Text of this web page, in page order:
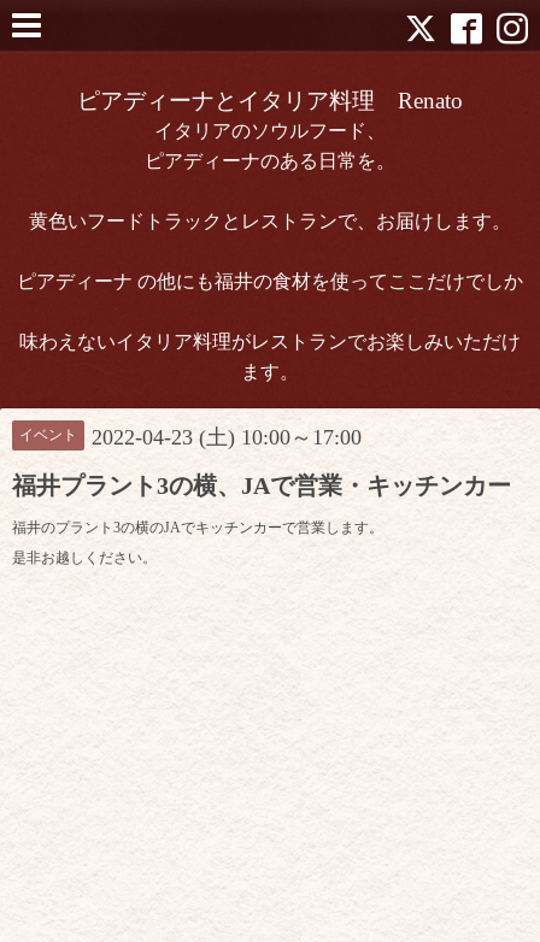
ピアディーナとイタリア料理 Renato
イタリアのソウルフード、
ピアディーナのある日常を。
黄色いフードトラックとレストランで、お届けします。
ピアディーナ の他にも福井の食材を使ってここだけでしか
味わえないイタリア料理がレストランでお楽しみいただけ
ます。
イベント 2022-04-23 (土) 10:00～17:00
福井プラント3の横、JAで営業・キッチンカー
福井のプラント3の横のJAでキッチンカーで営業します。
是非お越しください。